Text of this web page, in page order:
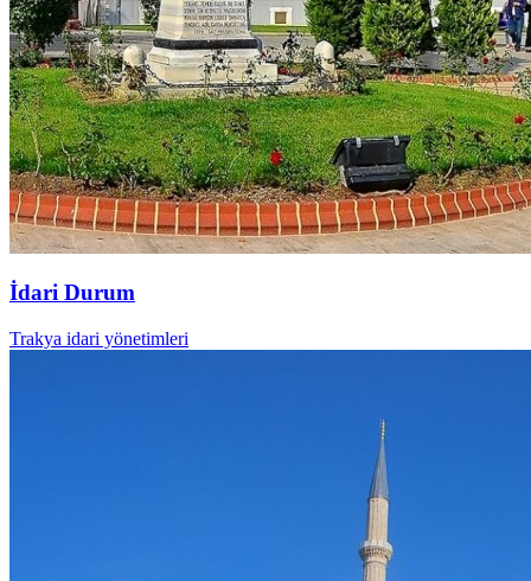
İdari Durum
Trakya idari yönetimleri